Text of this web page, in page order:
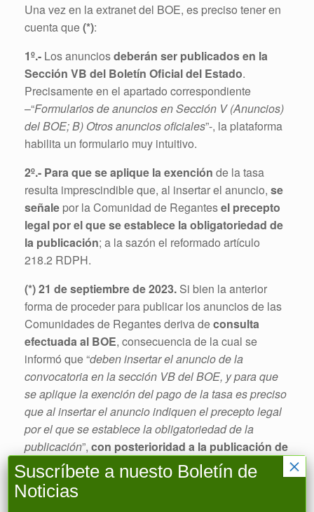
Una vez en la extranet del BOE, es preciso tener en
cuenta que(*):
1º.- Los anunciosdeberán ser publicados en la
Sección VB del Boletín Oficial del Estado.
Precisamente en el apartado correspondiente
–“Formularios de anuncios en Sección V (Anuncios)
del BOE; B) Otros anuncios oficiales”-, la plataforma
habilita un formulario muy intuitivo.
2º.- Para que se aplique la exención de la tasa
resulta imprescindible que, al insertar el anuncio, se
señale por la Comunidad de Regantesel precepto
legal por el que se establece la obligatoriedad de
la publicación; a la sazón el reformado artículo
218.2 RDPH.
(*) 21 de septiembre de 2023. Si bien la anterior
forma de proceder para publicar los anuncios de las
Comunidades de Regantes deriva deconsulta
efectuada al BOE, consecuencia de la cual se
informó que “deben insertar el anuncio de la
convocatoria en la sección VB del BOE, y para que
se aplique la exención del pago de la tasa es preciso
que al insertar el anuncio indiquen el precepto legal
por el que se establece la obligatoriedad de la
publicación”, con posterioridad a la publicación de
este artículo se ha denegado la publicación de las
convocatorias a algunas Comunidades de
Regantes a través de la citada Sección,
Suscríbete a nuesto Boletín de
Noticias
×